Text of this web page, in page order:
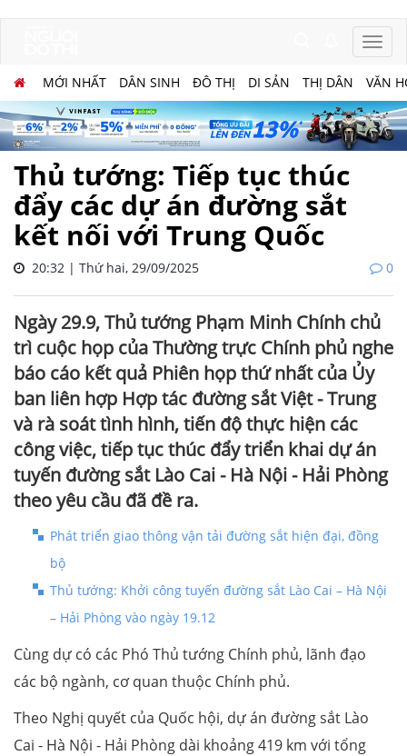
MỚI NHẤT DÂN SINH ĐÔ THỊ DI SẢN THỊ DÂN VĂN
Thủ tướng: Tiếp tục thúc
đẩy các dự án đường sắt
kết nối với Trung Quốc
20:32 | Thứ hai, 29/09/2025 0
Ngày 29.9, Thủ tướng Phạm Minh Chính chủ
trì cuộc họp của Thường trực Chính phủ nghe
báo cáo kết quả Phiên họp thứ nhất của Ủy
ban liên hợp Hợp tác đường sắt Việt - Trung
và rà soát tình hình, tiến độ thực hiện các
công việc, tiếp tục thúc đẩy triển khai dự án
tuyến đường sắt Lào Cai - Hà Nội - Hải Phòng
theo yêu cầu đã đề ra.
Phát triển giao thông vận tải đường sắt hiện đại, đồng
bộ
Thủ tướng: Khởi công tuyến đường sắt Lào Cai – Hà Nội
– Hải Phòng vào ngày 19.12
Cùng dự có các Phó Thủ tướng Chính phủ, lãnh đạo
các bộ ngành, cơ quan thuộc Chính phủ.
Theo Nghị quyết của Quốc hội, dự án đường sắt Lào
Cai - Hà Nội - Hải Phòng dài khoảng 419 km với tổng